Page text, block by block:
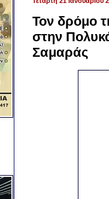
Τον δρόμο
στην
Σαμαράς